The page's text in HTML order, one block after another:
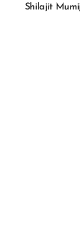
Shilajit